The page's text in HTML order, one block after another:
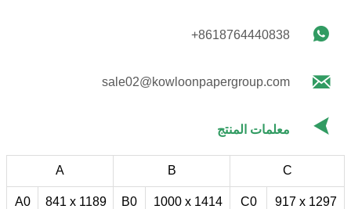
+8618764440838 
sale02@kowloonpapergroup.com 
معلمات المنتج 
A B C
A0 841 x 1189 B0 1000 x 1414 C0 917 x 1297